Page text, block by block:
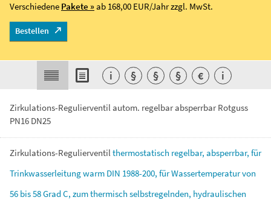
Zirkulations-Regulierventil autom. regelbar absperrbar Rotguss
PN16 DN25
Zirkulations-Regulierventilthermostatisch regelbar, absperrbar, für
Trinkwasserleitungwarm DIN 1988-200, fürWassertemperaturvon
56 bis58GradC, zumthermisch selbstregelnden, hydraulischen
Verschiedene Pakete »ab 168,00 EUR/Jahrzzgl. MwSt.
Bestellen
i § § § € i